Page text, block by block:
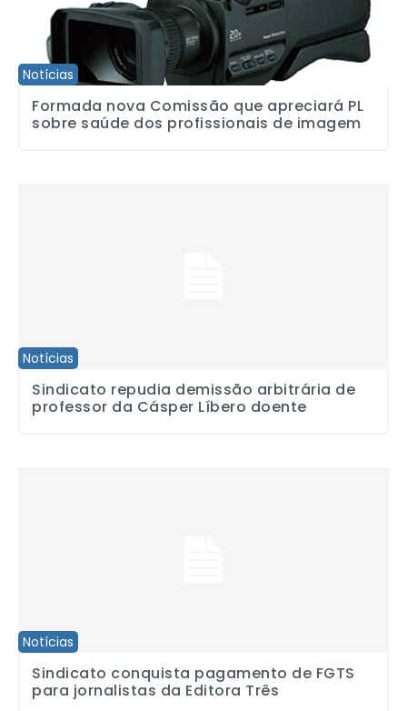
Notícias
Formada nova Comissão que apreciará PL
sobre saúde dos profissionais de imagem
Notícias
Sindicato repudia demissão arbitrária de
professor da Cásper Líbero doente
Notícias
Sindicato conquista pagamento de FGTS
para jornalistas da Editora Três